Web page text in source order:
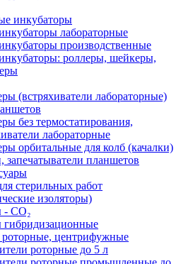
инкубаторы
лабораторные
производственные
роллеры, шейкеры,
(встряхиватели лабораторные)
без термостатирования,
лабораторные
орбитальные для колб (качалки)
запечатыватели планшетов
стерильных работ
изоляторы)
CO₂
роторные, центрифужные
роторные до 5 л